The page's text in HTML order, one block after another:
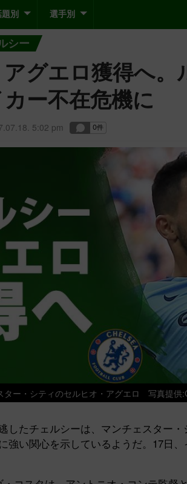
別 選手別
シー
グエロ獲得へ。
ー不在危機に
5:02 pm
ター・シティのセルヒオ・アグエロ 写真提供
したチェルシーは、マンチェスター
強い関心を示しているようだ。17日